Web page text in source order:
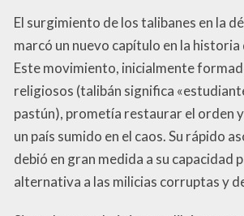
El surgimiento de los talibanes en la
marcó un nuevo capítulo en la
Este movimiento, inicialmente
religiosos (talibán significa
pastún), prometía restaurar el orden
un país sumido en el caos. Su rápido
debió en gran medida a su capacidad
alternativa a las milicias corruptas y